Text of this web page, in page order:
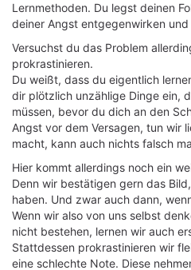
Lernmethoden. Du legst deinen
deiner Angst entgegenwirken
Versuchst du das Problem
prokrastinieren.
Du weißt, dass du eigentlich
dir plötzlich unzählige Dinge ein,
müssen, bevor du dich an den
Angst vor dem Versagen, tun wir
macht, kann auch nichts falsch
Hier kommt allerdings noch ein
Denn wir bestätigen gern das
haben. Und zwar auch dann,
Wenn wir also von uns selbst
nicht bestehen, lernen wir auch
Stattdessen prokrastinieren wir
eine schlechte Note. Diese